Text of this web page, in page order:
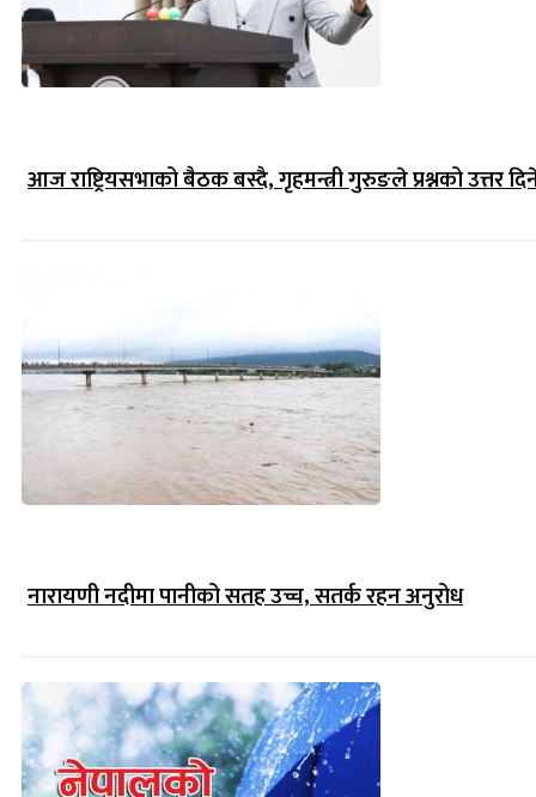
आज राष्ट्रियसभाको बैठक बस्दै, गृहमन्त्री गुरुङले प्रश्नको उत्तर
नारायणी नदीमा पानीको सतह उच्च, सतर्क रहन अनुरोध